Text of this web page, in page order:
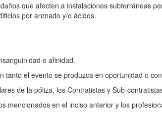
que afecten a instalaciones subterráneas
por arenado y/o ácidos.
o afinidad.
el evento se produzca en oportunidad o
de la póliza, los Contratistas y Sub-
mencionados en el inciso anterior y los